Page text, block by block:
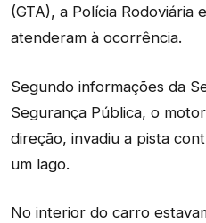
(GTA), a Polícia Rodoviária
atenderam à ocorrência.
Segundo informações da
Segurança Pública, o
direção, invadiu a pista
um lago.
No interior do carro